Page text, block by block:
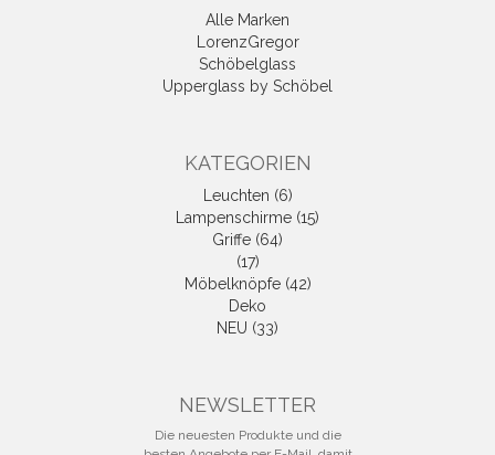
Alle Marken
LorenzGregor
Schöbelglass
Upperglass by Schöbel
KATEGORIEN
Leuchten (6)
Lampenschirme (15)
Griffe (64)
(17)
Möbelknöpfe (42)
Deko
NEU (33)
NEWSLETTER
Die neuesten Produkte und die